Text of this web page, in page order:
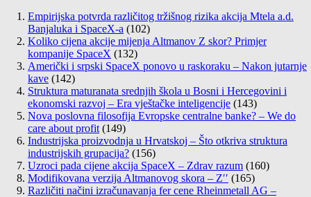
Empirijska potvrda različitog tržišnog rizika akcija Mtela a.d.
Banjaluka i SpaceX-a (102)
Koliko cijena akcije mijenja Altmanov Z skor? Primjer
kompanije SpaceX (132)
Američki i srpski SpaceX ponovo u raskoraku – Nakon jutarnje
kave (142)
Struktura maturanata srednjih škola u Bosni i Hercegovini i
ekonomski razvoj – Era vještačke inteligencije (143)
Nova poslovna filosofija Evropske centralne banke? – We do
care about profit (149)
Industrijska proizvodnja u Hrvatskoj – Što otkriva struktura
industrijskih grupacija? (156)
Uzroci pada cijene akcija SpaceX – Zdrav razum (160)
Modifikovana verzija Altmanovog skora – Z′′ (165)
Različiti načini izračunavanja fer cene Rheinmetall AG –